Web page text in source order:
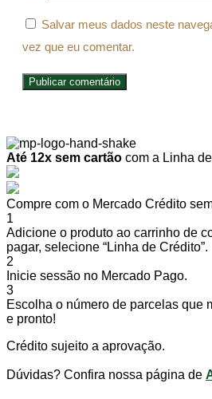
Salvar meus dados neste
vez que eu comentar.
Até 12x sem cartão com a Linha
Compre com o Mercado Crédito
1
Adicione o produto ao carrinho de
pagar, selecione “Linha de Crédito”.
2
Inicie sessão no Mercado Pago.
3
Escolha o número de parcelas que
e pronto!
Crédito sujeito a aprovação.
Dúvidas? Confira nossa página de